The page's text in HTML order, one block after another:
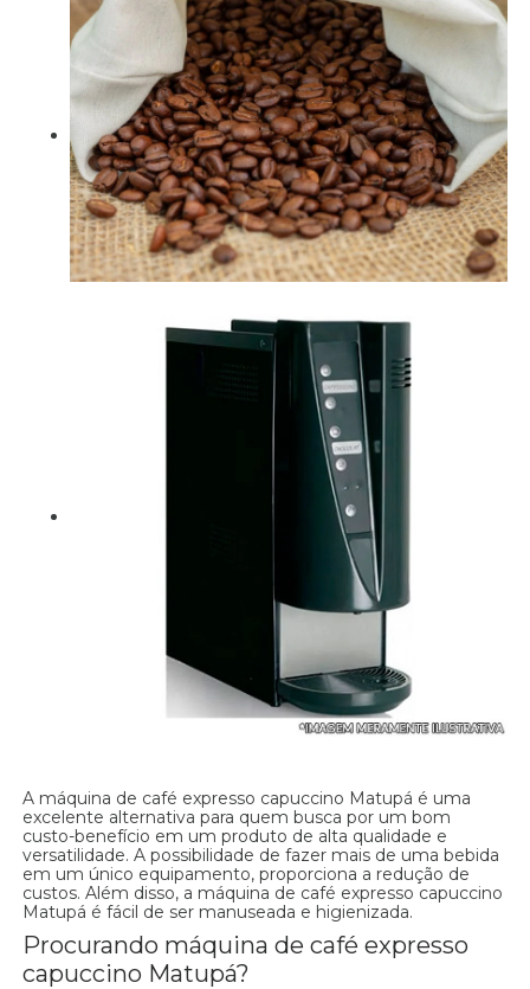
A máquina de café expresso capuccino Matupá é uma
excelente alternativa para quem busca por um bom
custo-benefício em um produto de alta qualidade e
versatilidade. A possibilidade de fazer mais de uma bebida
em um único equipamento, proporciona a redução de
custos. Além disso, a máquina de café expresso capuccino
Matupá é fácil de ser manuseada e higienizada.
Procurando máquina de café expresso
capuccino Matupá?